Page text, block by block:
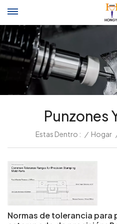
Punzones
Estas Dentro : / Hogar
Normas de tolerancia para